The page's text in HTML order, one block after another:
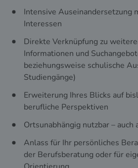
Intensive Auseinandersetzung
Interessen
Direkte Verknüpfung zu
Informationen und
beziehungsweise schulische
Studiengänge)
Erweiterung Ihres Blicks auf
berufliche Perspektiven
Ortsunabhängig nutzbar – auch
Anlass für Ihr persönliches
der Berufsberatung oder für